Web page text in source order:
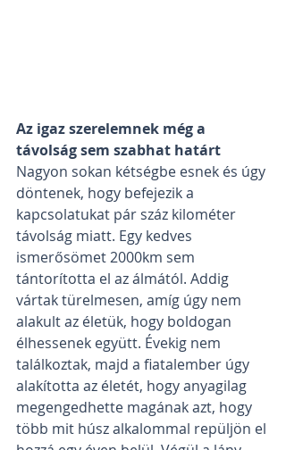
Az igaz szerelemnek még a
távolság sem szabhat határt
Nagyon sokan kétségbe esnek és úgy
döntenek, hogy befejezik a
kapcsolatukat pár száz kilométer
távolság miatt. Egy kedves
ismerősömet 2000km sem
tántorította el az álmától. Addig
vártak türelmesen, amíg úgy nem
alakult az életük, hogy boldogan
élhessenek együtt. Évekig nem
találkoztak, majd a fiatalember úgy
alakította az életét, hogy anyagilag
megengedhette magának azt, hogy
több mit húsz alkalommal repüljön el